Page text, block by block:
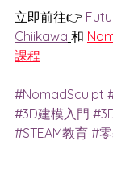
立即前往👉
Chiikawa 和
課程
#NomadSculpt
#3D建模入門
#STEAM教育 #